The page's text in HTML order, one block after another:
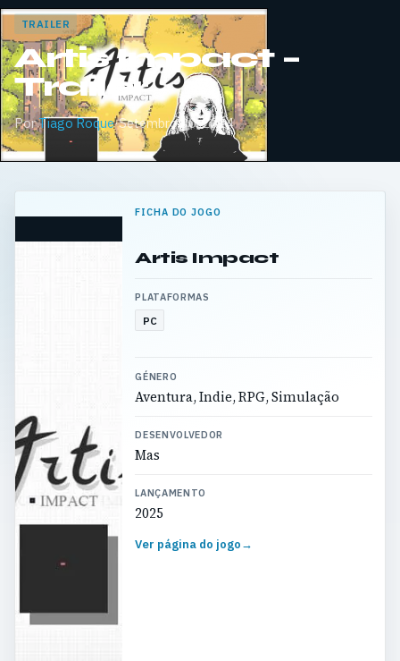
TRAILER
Artis Impact –
Trailer
PorTiago Roque·Setembro 30, 2024
FICHA DO JOGO
Artis Impact
PLATAFORMAS
PC
GÉNERO
Aventura, Indie, RPG, Simulação
DESENVOLVEDOR
Mas
LANÇAMENTO
2025
Ver página do jogo→